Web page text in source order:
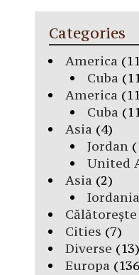
Categories
America
Cuba
America
Cuba
Asia (4)
Jordan
United
Asia (2)
Iordania
Călătorește
Cities (7)
Diverse (13)
Europa